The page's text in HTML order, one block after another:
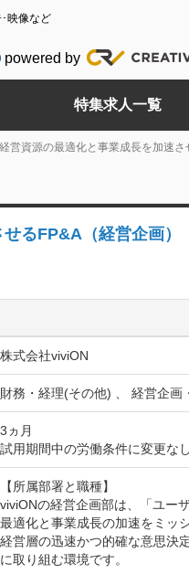
映像など
powered by
特集求人一覧
経営資源の最適化と事業成長を加速さ
るFP&A（経営企画）
株式会社viviON
財務・経理(その他) 、 経営企画
3ヵ月
試用期間中の労働条件に変更なし
【所属部署と職種】
viviONの経営企画部は、「ユー
最適化と事業成長の加速をミッ
経営層の迅速かつ的確な意思決
に取り組む環境です。